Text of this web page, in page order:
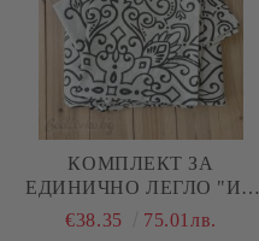
КОМПЛЕКТ ЗА
ЕДИНИЧНО ЛЕГЛО "ИН
И ЯН"
€38.35 75.01лв.